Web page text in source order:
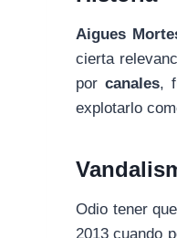
Aigues
cierta
por canales,
explotarlo
Odio tener
2013 cuando